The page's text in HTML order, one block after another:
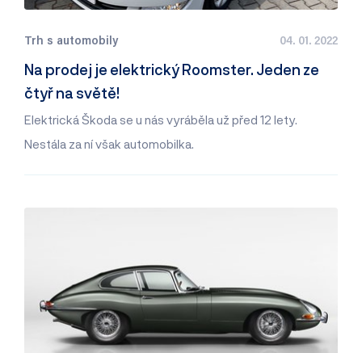
Trh s automobily 04. 01. 2022
Na prodej je elektrický Roomster. Jeden ze
čtyř na světě!
Elektrická Škoda se u nás vyráběla už před 12 lety.
Nestála za ní však automobilka.